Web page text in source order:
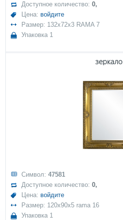
Доступное количество:0,
Цена: войдите
Размер: 132x72x3 RAMA 7
Упаковка 1
зеркало
Символ:47581
Доступное количество:0,
Цена: войдите
Размер: 120x90x5 rama 16
Упаковка 1